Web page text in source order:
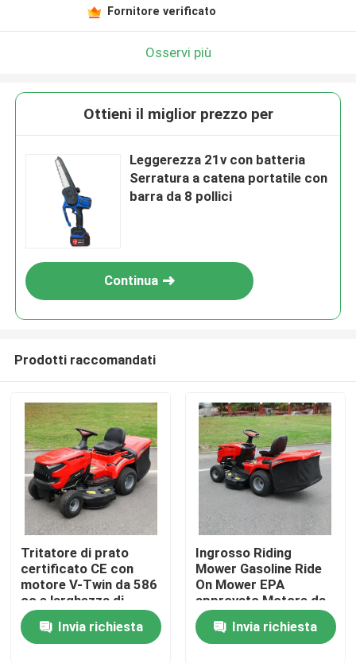
Casa.
Prodotti
Fornitore verificato
Osservi più
Ottieni il miglior prezzo per
Leggerezza 21v con batteria
Serratura a catena portatile con
barra da 8 pollici
Continua
Prodotti raccomandati
Tritatore di prato
certificato CE con
motore V-Twin da 586
cc e larghezza di
taglio di 40,2 pollici
con catturatore di
erba da 245 litri
Invia richiesta
Ingrosso Riding
Mower Gasoline Ride
On Mower EPA
approvato Motore da
420cc 38" Larghezza
di taglio Tractor per
prato OEM supporto
Invia richiesta